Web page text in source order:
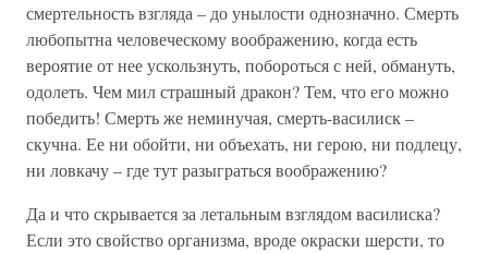
смертельность взгляда – до унылости однозначно. Смерть
любопытна человеческому воображению, когда есть
вероятие от нее ускользнуть, побороться с ней, обмануть,
одолеть. Чем мил страшный дракон? Тем, что его можно
победить! Смерть же неминучая, смерть-василиск –
скучна. Ее ни обойти, ни объехать, ни герою, ни подлецу,
ни ловкачу – где тут разыграться воображению?
Да и что скрывается за летальным взглядом василиска?
Если это свойство организма, вроде окраски шерсти, то